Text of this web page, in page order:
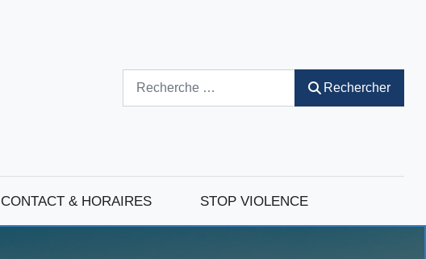
Rechercher
CONTACT & HORAIRES STOP VIOLENCE